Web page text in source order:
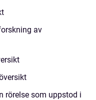
av
rörelse som uppstod i